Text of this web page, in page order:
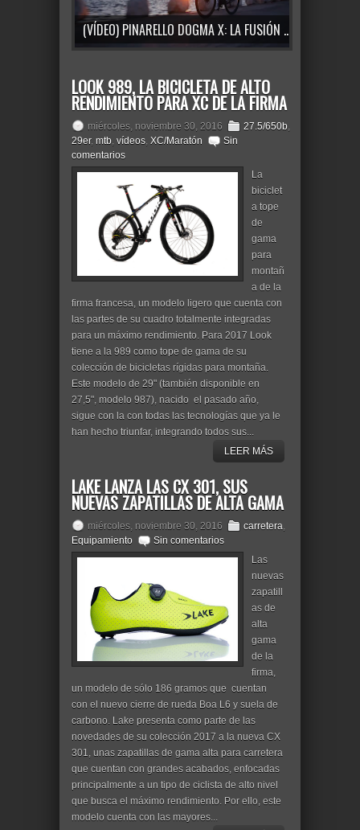
(VÍDEO) PINARELLO DOGMA X: LA FUSIÓN PERFECTA ENTRE RESISTENCIA Y GRAN RENDIMIENTO
LOOK 989, LA BICICLETA DE ALTO
RENDIMIENTO PARA XC DE LA FIRMA
miércoles, noviembre 30, 2016 27.5/650b,
29er, mtb, vídeos, XC/Maratón
Sin
comentarios
La
biciclet
a tope
de
gama
para
montañ
a de la
firma francesa, un modelo ligero que cuenta con
las partes de su cuadro totalmente integradas
para un máximo rendimiento. Para 2017 Look
tiene a la 989 como tope de gama de su
colección de bicicletas rígidas para montaña.
Este modelo de 29" (también disponible en
27,5", modelo 987), nacido el pasado año,
sigue con la con todas las tecnologías que ya le
han hecho triunfar, integrando todos sus...
LEER MÁS
LAKE LANZA LAS CX 301, SUS
NUEVAS ZAPATILLAS DE ALTA GAMA
miércoles, noviembre 30, 2016 carretera,
Equipamiento
Sin comentarios
Las
nuevas
zapatill
as de
alta
gama
de la
firma,
un modelo de sólo 186 gramos que cuentan
con el nuevo cierre de rueda Boa L6 y suela de
carbono. Lake presenta como parte de las
novedades de su colección 2017 a la nueva CX
301, unas zapatillas de gama alta para carretera
que cuentan con grandes acabados, enfocadas
principalmente a un tipo de ciclista de alto nivel
que busca el máximo rendimiento. Por ello, este
modelo cuenta con las mayores...